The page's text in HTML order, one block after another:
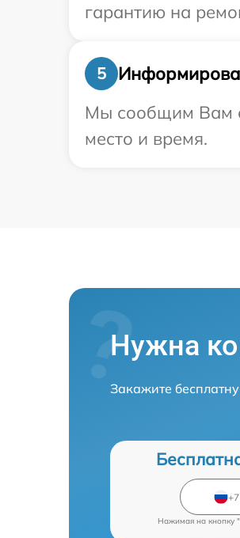
гарантию на
5
Мы сообщим Вам о
место и время.
Нужна
Закажите
Нажимая на кнопку